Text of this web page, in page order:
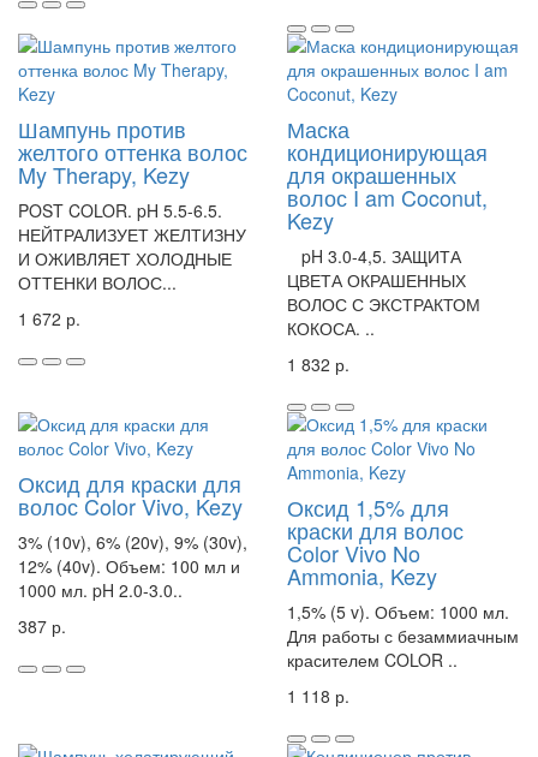
Шампунь против
желтого оттенка волос
My Therapy, Kezy
POST COLOR. pH 5.5-6.5.
НЕЙТРАЛИЗУЕТ ЖЕЛТИЗНУ
И ОЖИВЛЯЕТ ХОЛОДНЫЕ
ОТТЕНКИ ВОЛОС...
1 672 р.
Маска
кондиционирующая
для окрашенных
волос I am Coconut,
Kezy
pH 3.0-4,5. ЗАЩИТА
ЦВЕТА ОКРАШЕННЫХ
ВОЛОС С ЭКСТРАКТОМ
КОКОСА. ..
1 832 р.
Оксид для краски для
волос Color Vivo, Kezy
3% (10v), 6% (20v), 9% (30v),
12% (40v). Объем: 100 мл и
1000 мл. pH 2.0-3.0..
387 р.
Оксид 1,5% для
краски для волос
Color Vivo No
Ammonia, Kezy
1,5% (5 v). Объем: 1000 мл.
Для работы с безаммиачным
красителем COLOR ..
1 118 р.